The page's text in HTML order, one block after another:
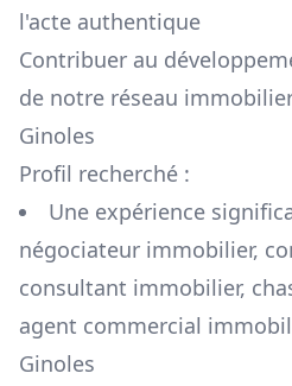
l'acte authentique
Contribuer au
de notre réseau
Ginoles
Profil recherché :
Une expérience
négociateur immobilier,
consultant immobilier,
agent commercial
Ginoles